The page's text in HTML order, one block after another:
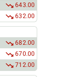
643.00
632.00
682.00
670.00
712.00